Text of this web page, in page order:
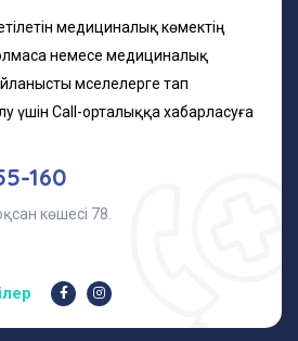
медициналық көмектің
немесе медициналық
мәселелерге тап
үшін Call-орталыққа хабарласуға
160
көшесі 78.